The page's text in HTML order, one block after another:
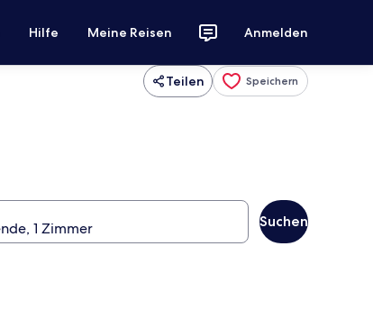
Hilfe Meine Reisen Anmelden
Teilen Speichern
Suchen